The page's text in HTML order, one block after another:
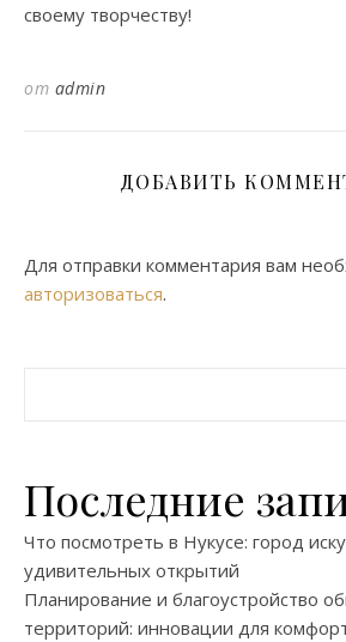
своему творчеству!
от admin
ДОБАВИТЬ
Для отправки комментария вам
авторизоваться.
Последние
Что посмотреть в Нукусе: город
удивительных открытий
Планирование и благоустройство
территорий: инновации для